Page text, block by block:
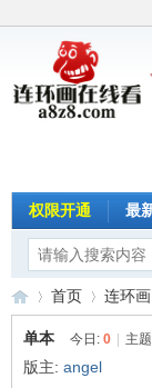
权限开通 最
首页 连环画
单本 今日: 0 主
版主: angel